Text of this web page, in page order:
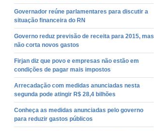
Governador reúne parlamentares para discutir a
situação financeira do RN
Governo reduz previsão de receita para 2015, mas
não corta novos gastos
Firjan diz que povo e empresas não estão em
condições de pagar mais impostos
Arrecadação com medidas anunciadas nesta
segunda pode atingir R$ 28,4 bilhões
Conheça as medidas anunciadas pelo governo
para reduzir gastos públicos